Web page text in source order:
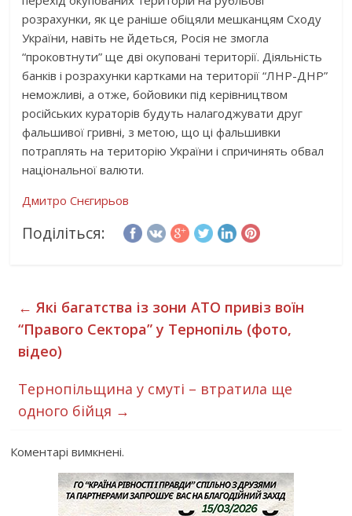
розрахунки, як це раніше обіцяли мешканцям Сходу
України, навіть не йдеться, Росія не змогла
“проковтнути” ще дві окуповані території. Діяльність
банків і розрахунки картками на території “ЛНР-ДНР”
неможливі, а отже, бойовики під керівництвом
російських кураторів будуть налагоджувати друг
фальшивої гривні, з метою, що ці фальшивки
потраплять на територію України і спричинять обвал
національної валюти.
Дмитро Снєгирьов
Поділіться:
← Які багатства із зони АТО привіз воїн
“Правого Сектора” у Тернопіль (фото,
відео)
Тернопільщина у смуті – втратила ще
одного бійця →
Коментарі вимкнені.